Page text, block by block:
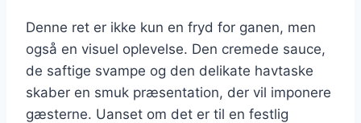
Denne ret er ikke kun en fryd for ganen, men
også en visuel oplevelse. Den cremede sauce,
de saftige svampe og den delikate havtaske
skaber en smuk præsentation, der vil imponere
gæsterne. Uanset om det er til en festlig